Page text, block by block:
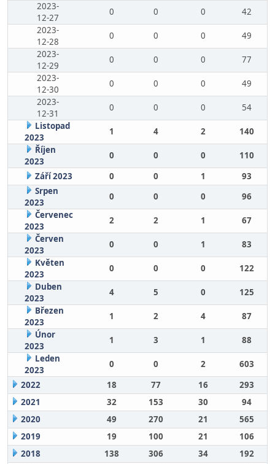
2023-
12-27
0 0 0
42
2023-
12-28
0 0 0
49
2023-
12-29
0 0 0
77
2023-
12-30
0 0 0
49
2023-
12-31
0 0 0
54
Listopad
2023
1 4 2
140
Říjen
2023
0 0 0
110
Září 2023
0 0 1
93
Srpen
2023
0 0 0
96
Červenec
2023
2 2 1
67
Červen
2023
0 0 1
83
Květen
2023
0 0 0
122
Duben
2023
4 5 0
125
Březen
2023
1 2 4
87
Únor
2023
1 3 1
88
Leden
2023
0 0 2
603
2022
18 77 16
293
2021
32 153 30
94
2020
49 270 21
565
2019
19 100 21
106
2018
138 306 34
192